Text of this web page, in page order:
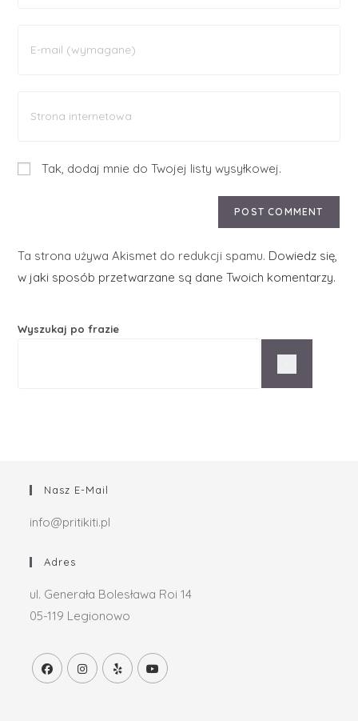
Tak, dodaj mnie do Twojej listy wysyłkowej.
Ta strona używa Akismet do redukcji spamu. Dowiedz się,
w jaki sposób przetwarzane są dane Twoich komentarzy.
Wyszukaj po frazie
Nasz E-Mail
info@pritikiti.pl
Adres
ul. Generała Bolesława Roi 14
05-119 Legionowo